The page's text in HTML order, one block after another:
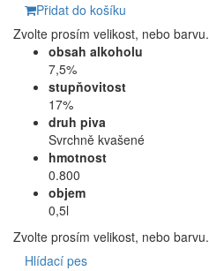
Přidat do košíku
Zvolte prosím velikost, nebo barvu.
obsah alkoholu
7,5%
stupňovitost
17%
druh piva
Svrchně kvašené
hmotnost
0.800
objem
0,5l
Zvolte prosím velikost, nebo barvu.
Hlídací pes